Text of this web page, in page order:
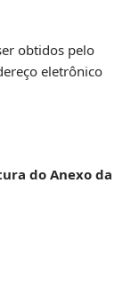
obtidos pelo
eletrônico
do Anexo da